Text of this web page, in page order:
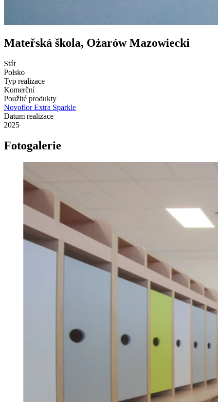
Mateřská škola, Ożarów Mazowiecki
Stát
Polsko
Typ realizace
Komerční
Použité produkty
Novoflor Extra Sparkle
Datum realizace
2025
Fotogalerie